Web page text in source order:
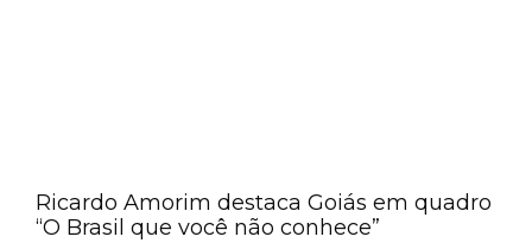
Ricardo Amorim destaca Goiás em quadro
“O Brasil que você não conhece”